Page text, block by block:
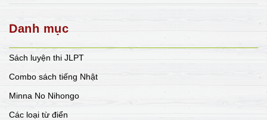
Danh mục
Sách luyện thi JLPT
Combo sách tiếng Nhật
Minna No Nihongo
Các loại từ điển